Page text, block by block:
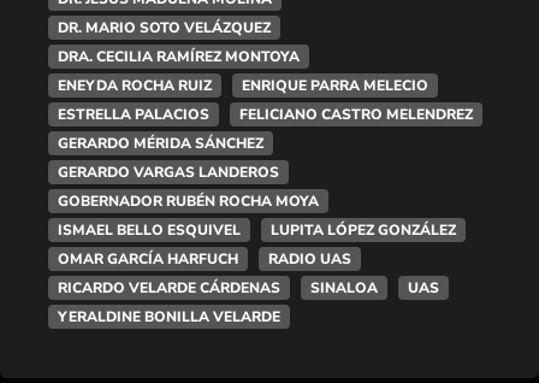
DR. MARIO SOTO VELÁZQUEZ
DRA. CECILIA RAMÍREZ MONTOYA
ENEYDA ROCHA RUIZ
ENRIQUE PARRA MELECIO
ESTRELLA PALACIOS
FELICIANO CASTRO MELENDREZ
GERARDO MÉRIDA SÁNCHEZ
GERARDO VARGAS LANDEROS
GOBERNADOR RUBÉN ROCHA MOYA
ISMAEL BELLO ESQUIVEL
LUPITA LÓPEZ GONZÁLEZ
OMAR GARCÍA HARFUCH
RADIO UAS
RICARDO VELARDE CÁRDENAS
SINALOA
UAS
YERALDINE BONILLA VELARDE